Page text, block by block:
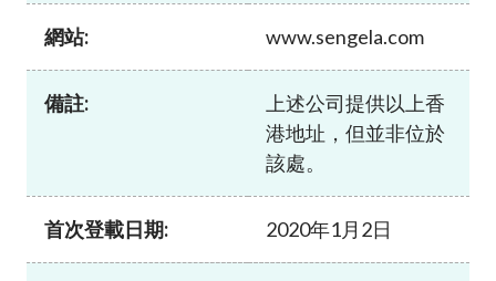
網站: www.sengela.com
備註:
上述公司提供以上香
港地址，但並非位於
該處。
首次登載日期: 2020年1月2日